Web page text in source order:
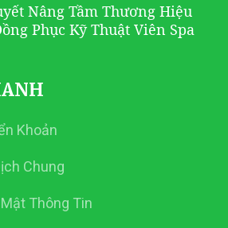
Nâng Tầm Thương Hiệu
Phục Kỹ Thuật Viên Spa
Khoản
Chung
Thông Tin